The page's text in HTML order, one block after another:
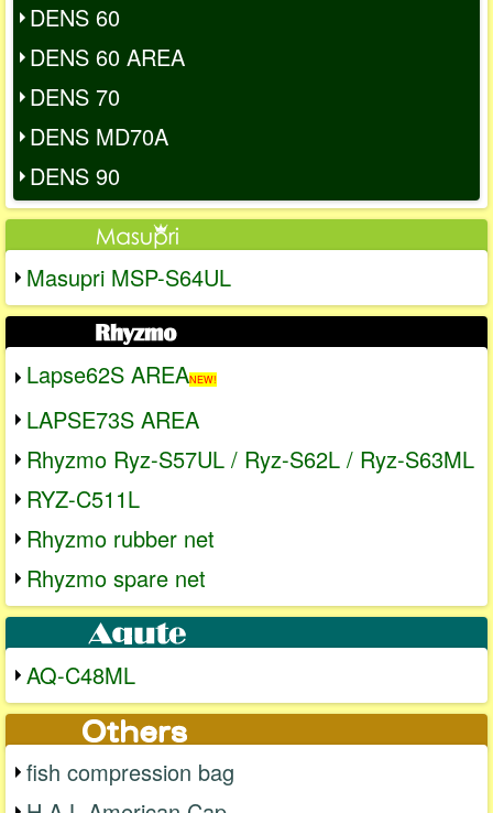
DENS 60
DENS 60 AREA
DENS 70
DENS MD70A
DENS 90
Masupri MSP-S64UL
Lapse62S AREANEW!
LAPSE73S AREA
Rhyzmo Ryz-S57UL / Ryz-S62L / Ryz-S63ML
RYZ-C511L
Rhyzmo rubber net
Rhyzmo spare net
AQ-C48ML
fish compression bag